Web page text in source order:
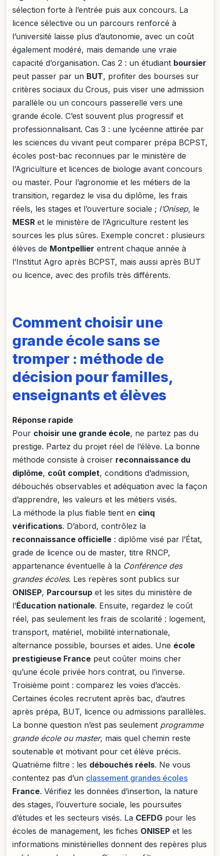
sélection forte à l’entrée puis aux concours. La
licence sélective ou un parcours renforcé à
l’université laisse plus d’autonomie, avec un coût
également modéré, mais demande une vraie
capacité d’organisation. Cas 2 : un étudiant boursier
peut passer par un BUT, profiter des bourses sur
critères sociaux du Crous, puis viser une admission
parallèle ou un concours passerelle vers une
grande école. C’est souvent plus progressif et
professionnalisant. Cas 3 : une lycéenne attirée par
les sciences du vivant peut comparer prépa BCPST,
écoles post-bac reconnues par le ministère de
l’Agriculture et licences de biologie avant concours
ou master. Pour l’agronomie et les métiers de la
transition, regardez le visa du diplôme, les frais
réels, les stages et l’ouverture sociale ; l’Onisep, le
MESR et le ministère de l’Agriculture restent les
sources les plus sûres. Exemple concret : plusieurs
élèves de Montpellier entrent chaque année à
l’Institut Agro après BCPST, mais aussi après BUT
ou licence, avec des profils très différents.
Comment choisir une
grande école sans se
tromper : méthode de
décision pour familles,
enseignants et élèves
Réponse rapide
Pour choisir une grande école, ne partez pas du
prestige. Partez du projet réel de l’élève. La bonne
méthode consiste à croiser reconnaissance du
diplôme, coût complet, conditions d’admission,
débouchés observables et adéquation avec la façon
d’apprendre, les valeurs et les métiers visés.
La méthode la plus fiable tient en cinq
vérifications. D’abord, contrôlez la
reconnaissance officielle : diplôme visé par l’État,
grade de licence ou de master, titre RNCP,
appartenance éventuelle à la Conférence des
grandes écoles. Les repères sont publics sur
ONISEP, Parcoursup et les sites du ministère de
l’Éducation nationale. Ensuite, regardez le coût
réel, pas seulement les frais de scolarité : logement,
transport, matériel, mobilité internationale,
alternance possible, bourses et aides. Une école
prestigieuse France peut coûter moins cher
qu’une école privée hors contrat, ou l’inverse.
Troisième point : comparez les voies d’accès.
Certaines écoles recrutent après bac, d’autres
après prépa, BUT, licence ou admissions parallèles.
La bonne question n’est pas seulement programme
grande école ou master, mais quel chemin reste
soutenable et motivant pour cet élève précis.
Quatrième filtre : les débouchés réels. Ne vous
contentez pas d’un classement grandes écoles
France. Vérifiez les données d’insertion, la nature
des stages, l’ouverture sociale, les poursuites
d’études et les secteurs visés. La CEFDG pour les
écoles de management, les fiches ONISEP et les
informations ministérielles donnent des repères plus